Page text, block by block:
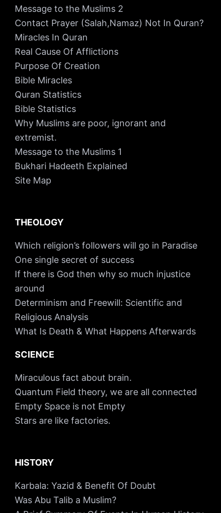
Message to the Muslims 2
Contact Prayer (Salah,Namaz) Not In Quran?
Miracles In Quran
Real Cause Of Afflictions
Purpose Of Creation
Bible Miracles
Quran Statistics
Bible Statistics
Why Muslims are poor, ignorant and
extremist.
Message to the Muslims 1
Bukhari Hadeeth Explained
Site Map
THEOLOGY
Which religion’s followers will go in Paradise
One single secret of success
If there is God then why so much injustice
around
Determinism and Freewill: Scientific and
Religious Analysis
What Is Death & What Happens Afterwards
SCIENCE
Miraculous fact about brain.
Quantum Field theory, we are all connected
Empty Space is not Empty
Stars are like factories.
HISTORY
Karbala: Yazid & Benefit Of Doubt
Was Abu Talib a Muslim?